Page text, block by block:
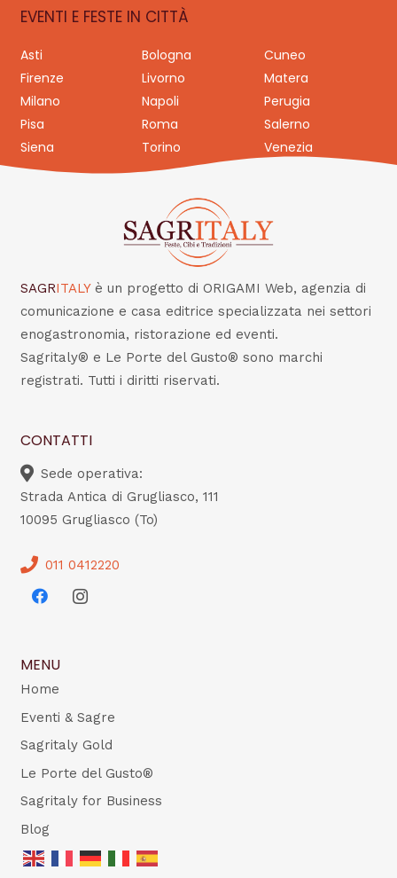
EVENTI E FESTE IN CITTÀ
Asti Bologna
Cuneo
Firenze
Livorno
Matera
Milano
Napoli
Perugia
Pisa
Roma
Salerno
Siena
Torino Venezia
SAGRITALY è un progetto di ORIGAMI Web, agenzia di
comunicazione e casa editrice specializzata nei settori
enogastronomia, ristorazione ed eventi.
Sagritaly® e Le Porte del Gusto® sono marchi
registrati. Tutti i diritti riservati.
CONTATTI
Sede operativa:
Strada Antica di Grugliasco, 111
10095 Grugliasco (To)
011 0412220
MENU
Home
Eventi & Sagre
Sagritaly Gold
Le Porte del Gusto®
Sagritaly for Business
Blog